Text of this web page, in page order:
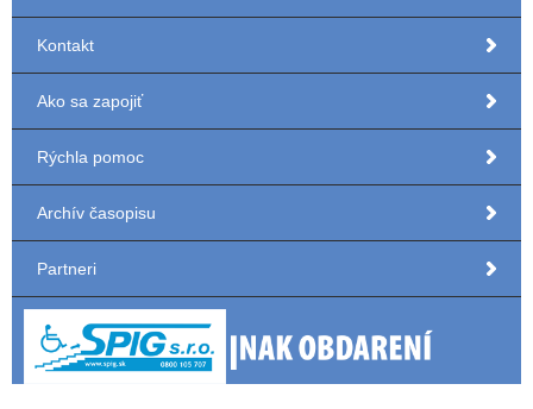
Kontakt
Ako sa zapojiť
Rýchla pomoc
Archív časopisu
Partneri